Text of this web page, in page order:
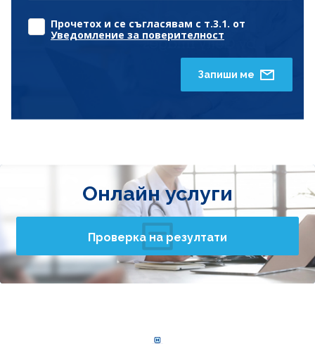
Прочетох и се съгласявам с т.3.1. от
Уведомление за поверителност
Запиши ме
Онлайн услуги
Проверка на резултати